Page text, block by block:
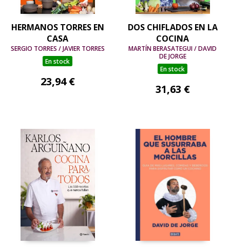
HERMANOS TORRES EN
CASA
SERGIO TORRES / JAVIER TORRES
En stock
23,94 €
DOS CHIFLADOS EN LA
COCINA
MARTÍN BERASATEGUI / DAVID
DE JORGE
En stock
31,63 €